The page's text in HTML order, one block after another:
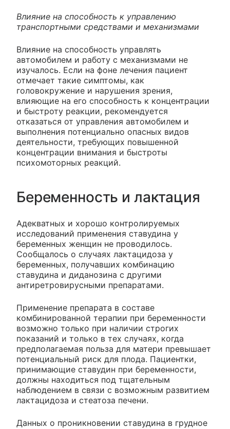
Влияние на способность к управлению
транспортными средствами и механизмами
Влияние на способность управлять
автомобилем и работу с механизмами не
изучалось. Если на фоне лечения пациент
отмечает такие симптомы, как
головокружение и нарушения зрения,
влияющие на его способность к концентрации
и быстроту реакции, рекомендуется
отказаться от управления автомобилем и
выполнения потенциально опасных видов
деятельности, требующих повышенной
концентрации внимания и быстроты
психомоторных реакций.
Беременность и лактация
Адекватных и хорошо контролируемых
исследований применения ставудина у
беременных женщин не проводилось.
Сообщалось о случаях лактацидоза у
беременных, получавших комбинацию
ставудина и диданозина с другими
антиретровирусными препаратами.
Применение препарата в составе
комбинированной терапии при беременности
возможно только при наличии строгих
показаний и только в тех случаях, когда
предполагаемая польза для матери превышает
потенциальный риск для плода. Пациентки,
принимающие ставудин при беременности,
должны находиться под тщательным
наблюдением в связи с возможным развитием
лактацидоза и стеатоза печени.
Данных о проникновении ставудина в грудное